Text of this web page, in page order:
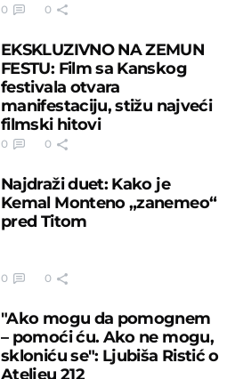
0 0
EKSKLUZIVNO NA ZEMUN
FESTU: Film sa Kanskog
festivala otvara
manifestaciju, stižu najveći
filmski hitovi
0 0
Najdraži duet: Kako je
Kemal Monteno „zanemeo“
pred Titom
0 0
"Ako mogu da pomognem
– pomoći ću. Ako ne mogu,
skloniću se": Ljubiša Ristić o
Ateljeu 212